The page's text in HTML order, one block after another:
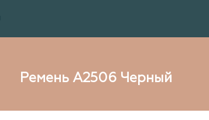
Ремень А2506 Черный